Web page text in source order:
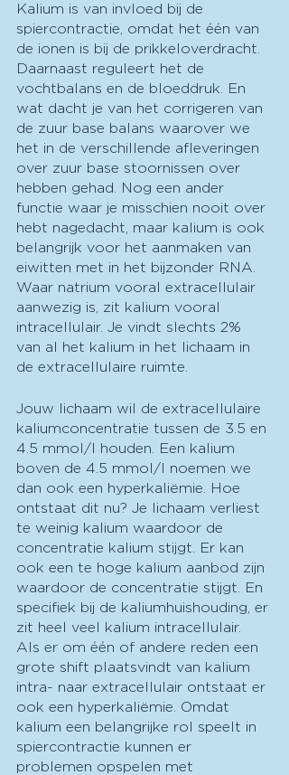
Kalium is van invloed bij de
spiercontractie, omdat het één van
de ionen is bij de prikkeloverdracht.
Daarnaast reguleert het de
vochtbalans en de bloeddruk. En
wat dacht je van het corrigeren van
de zuur base balans waarover we
het in de verschillende afleveringen
over zuur base stoornissen over
hebben gehad. Nog een ander
functie waar je misschien nooit over
hebt nagedacht, maar kalium is ook
belangrijk voor het aanmaken van
eiwitten met in het bijzonder RNA.
Waar natrium vooral extracellulair
aanwezig is, zit kalium vooral
intracellulair. Je vindt slechts 2%
van al het kalium in het lichaam in
de extracellulaire ruimte.
Jouw lichaam wil de extracellulaire
kaliumconcentratie tussen de 3.5 en
4.5 mmol/l houden. Een kalium
boven de 4.5 mmol/l noemen we
dan ook een hyperkaliëmie. Hoe
ontstaat dit nu? Je lichaam verliest
te weinig kalium waardoor de
concentratie kalium stijgt. Er kan
ook een te hoge kalium aanbod zijn
waardoor de concentratie stijgt. En
specifiek bij de kaliumhuishouding, er
zit heel veel kalium intracellulair.
Als er om één of andere reden een
grote shift plaatsvindt van kalium
intra- naar extracellulair ontstaat er
ook een hyperkaliëmie. Omdat
kalium een belangrijke rol speelt in
spiercontractie kunnen er
problemen opspelen met